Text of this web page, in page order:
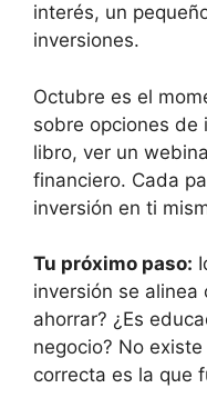
interés, un
inversiones.
Octubre es el
sobre opciones de
libro, ver un
financiero. Cada
inversión en ti
Tu próximo paso:
inversión se alinea
ahorrar? ¿Es
negocio? No
correcta es la que